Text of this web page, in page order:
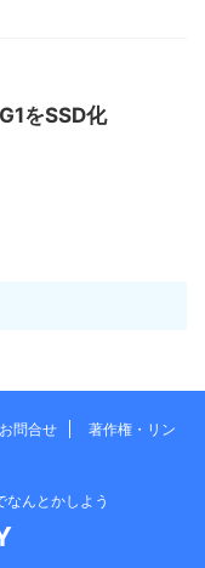
をSSD化
お問合せ
著作権・リン
んとかしよう